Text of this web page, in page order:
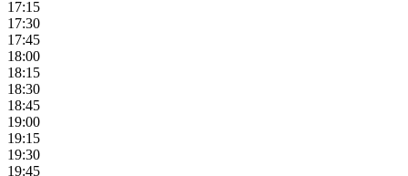
17:15
17:30
17:45
18:00
18:15
18:30
18:45
19:00
19:15
19:30
19:45